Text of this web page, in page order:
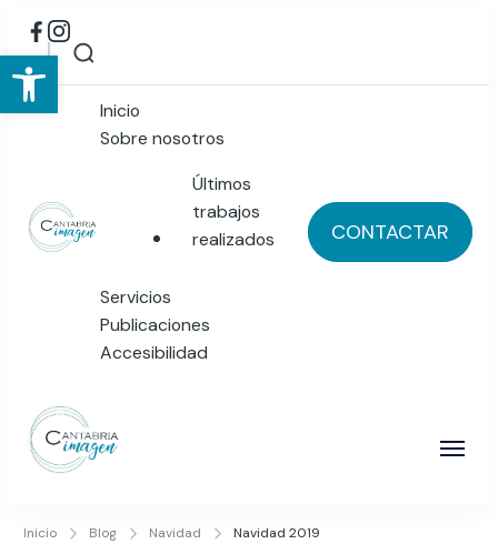
Cantabria Imagen
Publicidad y Diseño Gráfico
Inicio
Sobre nosotros
Últimos
trabajos
realizados
Servicios
Publicaciones
Accesibilidad
CONTACTAR
Publicidad y Diseño Gráfico
Inicio Blog Navidad Navidad 2019
Abrir barra de herramientas